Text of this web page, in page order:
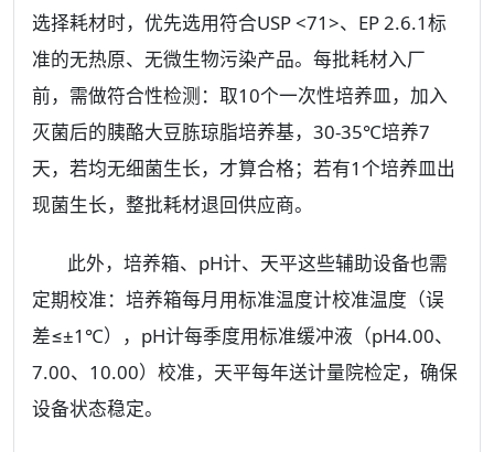
选择耗材时，优先选用符合USP <71>、EP 2.6.1标
准的无热原、无微生物污染产品。每批耗材入厂
前，需做符合性检测：取10个一次性培养皿，加入
灭菌后的胰酪大豆胨琼脂培养基，30-35℃培养7
天，若均无细菌生长，才算合格；若有1个培养皿出
现菌生长，整批耗材退回供应商。
此外，培养箱、pH计、天平这些辅助设备也需
定期校准：培养箱每月用标准温度计校准温度（误
差≤±1℃），pH计每季度用标准缓冲液（pH4.00、
7.00、10.00）校准，天平每年送计量院检定，确保
设备状态稳定。